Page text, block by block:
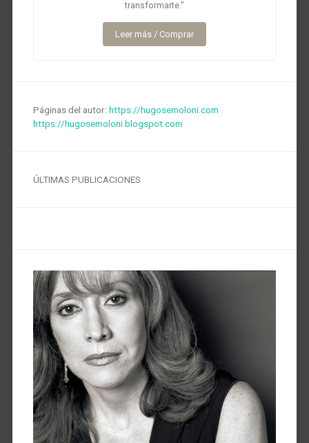
transformarte."
Leer más / Comprar
Páginas del autor: https://hugosemoloni.com
https://hugosemoloni.blogspot.com
ÚLTIMAS PUBLICACIONES